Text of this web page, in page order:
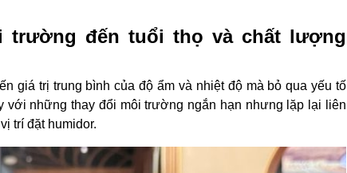
trường đến tuổi thọ và chất lượng
giá trị trung bình của độ ẩm và nhiệt độ mà bỏ qua yếu tố
với những thay đổi môi trường ngắn hạn nhưng lặp lại liên
trí đặt humidor.